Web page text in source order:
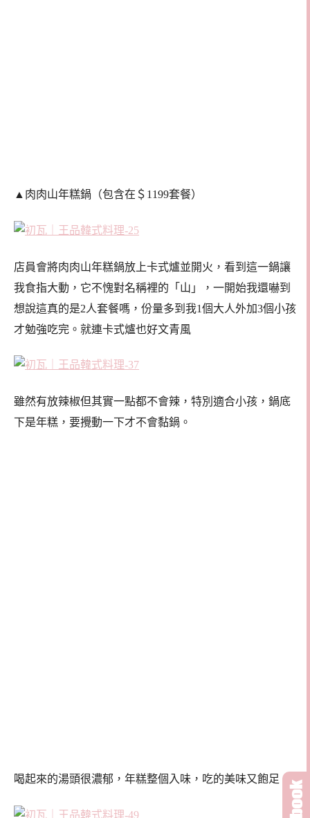
▲肉肉山年糕鍋（包含在＄1199套餐）
店員會將肉肉山年糕鍋放上卡式爐並開火，看到這一鍋讓
我食指大動，它不愧對名稱裡的「山」，一開始我還嚇到
想說這真的是2人套餐嗎，份量多到我1個大人外加3個小孩
才勉強吃完。就連卡式爐也好文青風
雖然有放辣椒但其實一點都不會辣，特別適合小孩，鍋底
下是年糕，要攪動一下才不會黏鍋。
喝起來的湯頭很濃郁，年糕整個入味，吃的美味又飽足